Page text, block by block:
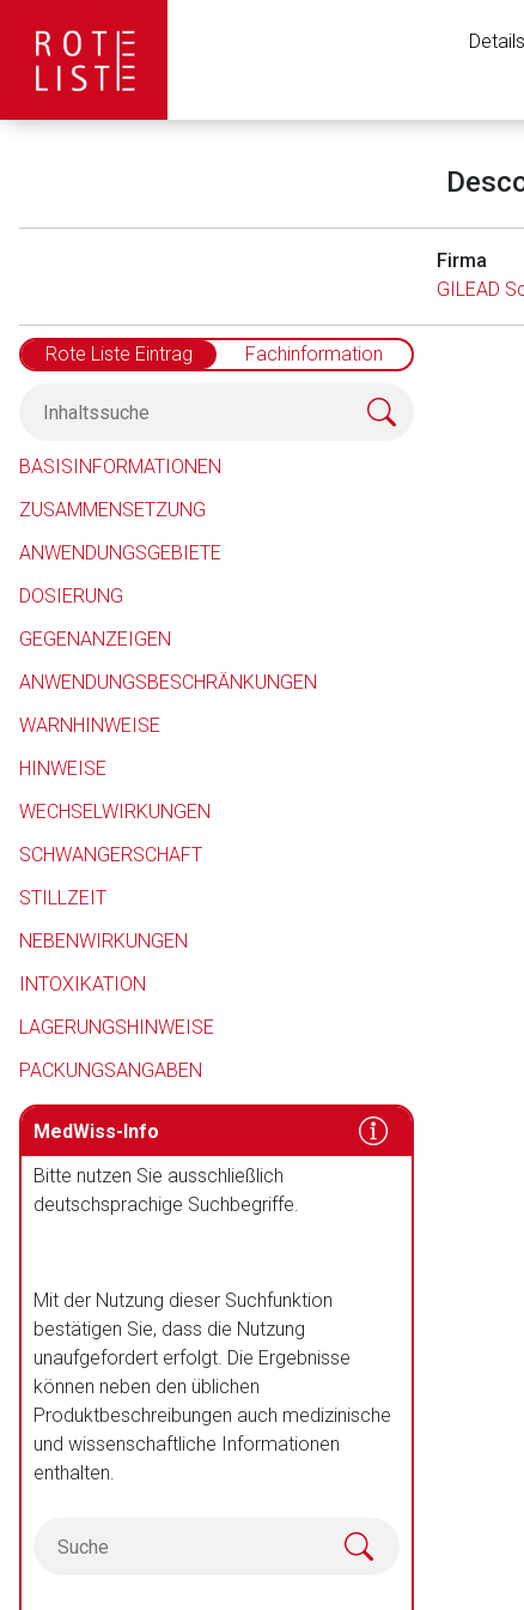
Firma
GILEAD
Rote Liste Eintrag Fachinformation
BASISINFORMATIONEN
ZUSAMMENSETZUNG
ANWENDUNGSGEBIETE
DOSIERUNG
GEGENANZEIGEN
ANWENDUNGSBESCHRÄNKUNGEN
WARNHINWEISE
HINWEISE
WECHSELWIRKUNGEN
SCHWANGERSCHAFT
STILLZEIT
NEBENWIRKUNGEN
INTOXIKATION
LAGERUNGSHINWEISE
PACKUNGSANGABEN
MedWiss-Info
Bitte nutzen Sie ausschließlich
deutschsprachige Suchbegriffe.
Mit der Nutzung dieser Suchfunktion
bestätigen Sie, dass die Nutzung
unaufgefordert erfolgt. Die Ergebnisse
können neben den üblichen
Produktbeschreibungen auch medizinische
und wissenschaftliche Informationen
enthalten.